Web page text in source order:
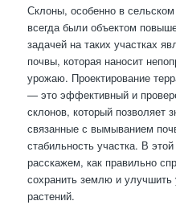
Склоны, особенно в
всегда были объектом
задачей на таких участках
почвы, которая наносит
урожаю. Проектирование
— это эффективный и
склонов, который позволяет
связанные с вымыванием
стабильность участка. В
расскажем, как правильно
сохранить землю и
растений.